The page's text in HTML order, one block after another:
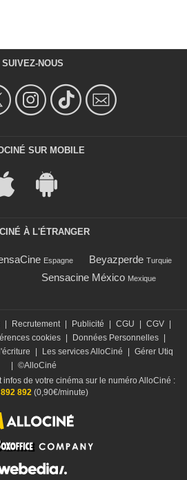
SUIVEZ-NOUS
SUR MOBILE
À L'ÉTRANGER
Espagne Beyazperde Turquie
Sensacine México Mexique
Recrutement Publicité CGU CGV
cookies Données Personnelles
Les services AlloCiné
Gérer Utiq
©AlloCiné
infos de votre cinéma sur le numéro AlloCiné :
892(0,90€/minute)